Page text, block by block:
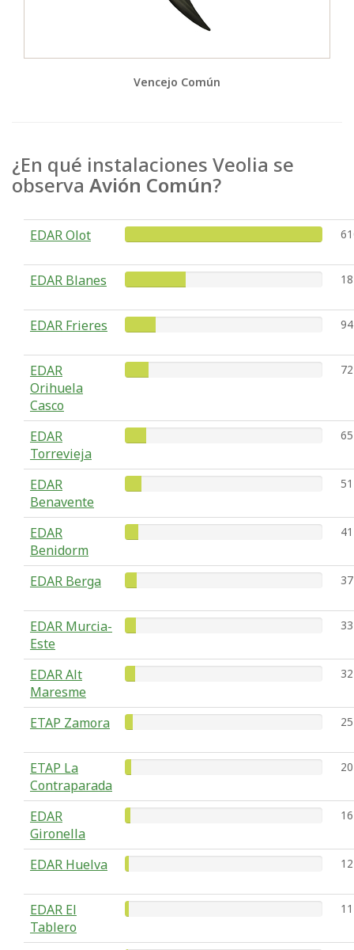
Vencejo Común
¿En qué instalaciones Veolia se
observa Avión Común?
EDAR Olot
EDAR Blanes
EDAR Frieres 94
EDAR
Orihuela
Casco
72
EDAR
Torrevieja
65
EDAR
Benavente
51
EDAR
Benidorm
41
EDAR Berga 37
EDAR Murcia-
Este
33
EDAR Alt
Maresme
32
ETAP Zamora 25
ETAP La
Contraparada
20
EDAR
Gironella
16
EDAR Huelva 12
EDAR El
Tablero
11